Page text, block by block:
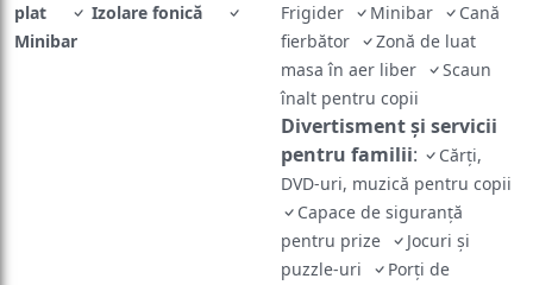
plat
Izolare fonică
Minibar
Frigider
Minibar
Cană
fierbător
Zonă de luat
masa în aer liber
Scaun
înalt pentru copii
Divertisment și servicii
pentru familii:
Cărți,
DVD-uri, muzică pentru copii
Capace de siguranță
pentru prize
Jocuri și
puzzle-uri
Porți de